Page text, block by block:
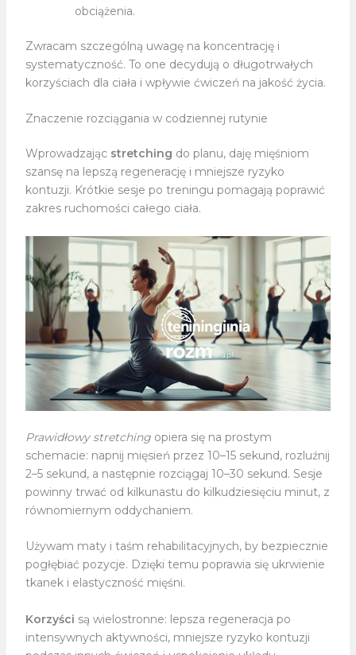
obciążenia.
Zwracam szczególną uwagę na koncentrację i
systematyczność. To one decydują o długotrwałych
korzyściach dla ciała i wpływie ćwiczeń na jakość życia.
Znaczenie rozciągania w codziennej rutynie
Wprowadzając stretching do planu, daję mięśniom
szansę na lepszą regenerację i mniejsze ryzyko
kontuzji. Krótkie sesje po treningu pomagają poprawić
zakres ruchomości całego ciała.
Prawidłowy stretchingopiera się na prostym
schemacie: napnij mięsień przez 10–15 sekund, rozluźnij
2–5 sekund, a następnie rozciągaj 10–30 sekund. Sesje
powinny trwać od kilkunastu do kilkudziesięciu minut, z
równomiernym oddychaniem.
Używam maty i taśm rehabilitacyjnych, by bezpiecznie
pogłębiać pozycje. Dzięki temu poprawia się ukrwienie
tkanek i elastyczność mięśni.
Korzyści są wielostronne: lepsza regeneracja po
intensywnych aktywności, mniejsze ryzyko kontuzji